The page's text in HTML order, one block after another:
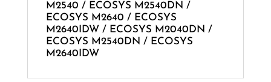
M2540 / ECOSYS M2540DN /
ECOSYS M2640 / ECOSYS
M2640IDW / ECOSYS M2040DN /
ECOSYS M2540DN / ECOSYS
M2640IDW